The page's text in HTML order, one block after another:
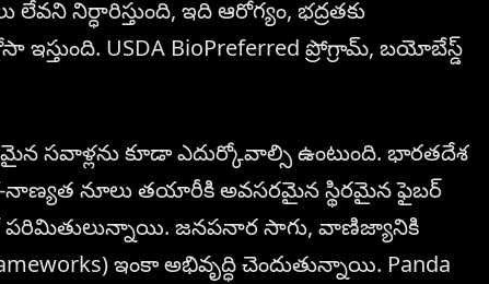
నిర్ధారిస్తుంది, ఇది ఆరోగ్యం, భద్రతకు
USDA BioPreferred ప్రోగ్రామ్, బయోబేస్డ్
సవాళ్లను కూడా ఎదుర్కోవాల్సి ఉంటుంది. భారతదేశ
నూలు తయారీకి అవసరమైన స్థిరమైన ఫైబర్
జనపనార సాగు, వాణిజ్యానికి
ఇంకా అభివృద్ధి చెందుతున్నాయి. Panda